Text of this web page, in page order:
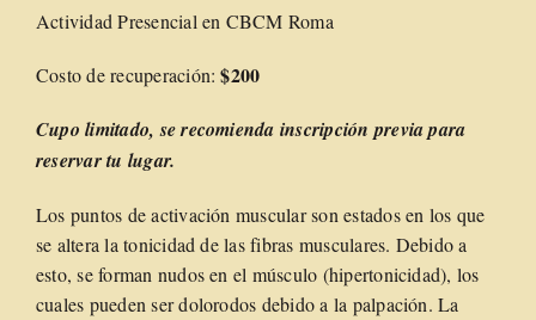
Actividad Presencial en CBCM Roma
Costo de recuperación: $200
Cupo limitado, se recomienda inscripción previa para
reservar tu lugar.
Los puntos de activación muscular son estados en los que
se altera la tonicidad de las fibras musculares. Debido a
esto, se forman nudos en el músculo (hipertonicidad), los
cuales pueden ser dolorodos debido a la palpación. La